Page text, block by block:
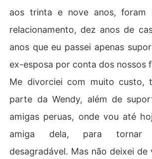
aos trinta e nove anos, foram
relacionamento, dez anos de
anos que eu passei apenas
ex-esposa por conta dos nossos
Me divorciei com muito custo,
parte da Wendy, além de
amigas peruas, onde vou até
amiga dela, para tornar
desagradável. Mas não deixei de